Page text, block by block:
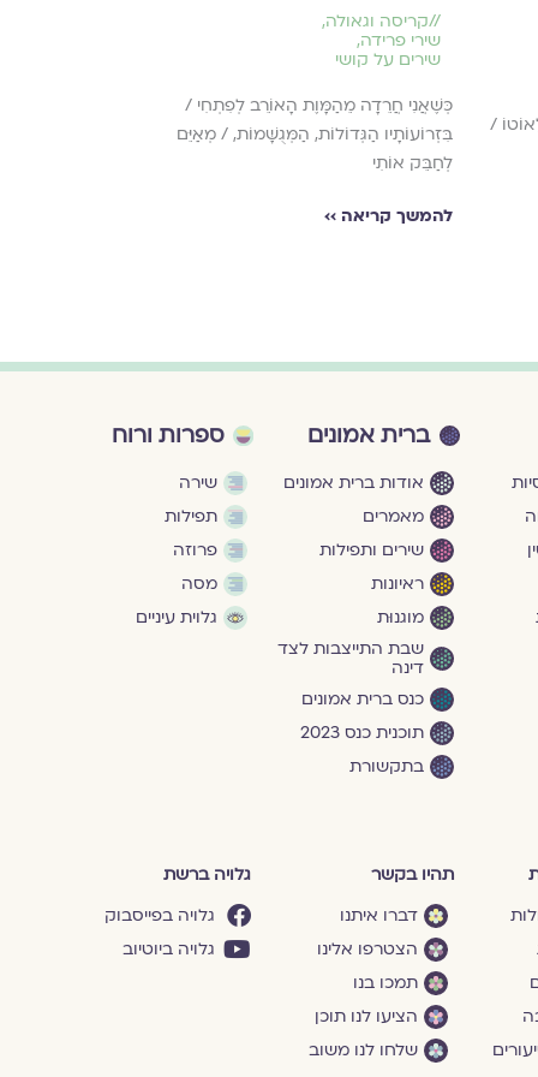
/
//קריסה וגאולה,
שירי פרידה,
שירים על קושי
כְּשֶׁאֲנִי חֲרֵדָה מֵהַמָּוֶת הָאוֹרֵב לְפִתְחִי /
בִּזְרוֹעוֹתָיו הַגְּדוֹלוֹת, הַמְּגֻשָּׁמוֹת, / מְאַיֵּם
לְחַבֵּק אוֹתִי
להמשך קריאה ››
ברית אמונים
אודות ברית אמונים
מאמרים
שירים ותפילות
ראיונות
מוגנוּת
שבת התייצבות לצד
דינה
כנס ברית אמונים
תוכנית כנס 2023
בתקשורת
ספרות ורוח
שירה
תפילות
פרוזה
מסה
גלוית עיניים
תהיו בקשר
דברו איתנו
הצטרפו אלינו
תמכו בנו
הציעו לנו תוכן
שלחו לנו משוב
גלויה ברשת
גלויה בפייסבוק
גלויה ביוטיוב